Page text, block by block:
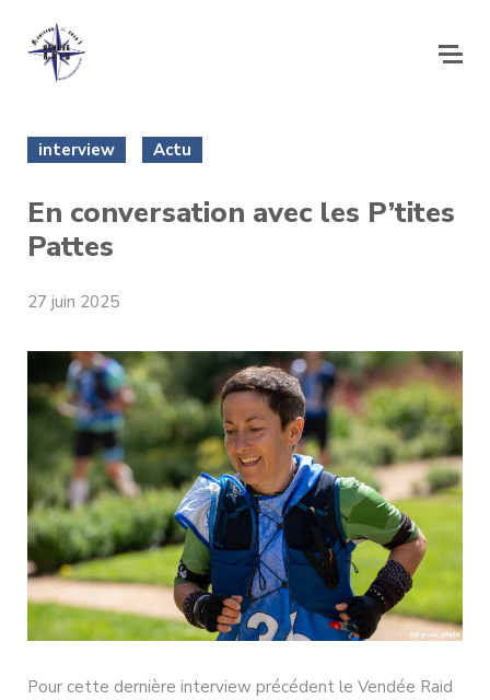
interview Actu
En conversation avec les P’tites
Pattes
27 juin 2025
Pour cette dernière interview précédent le Vendée Raid